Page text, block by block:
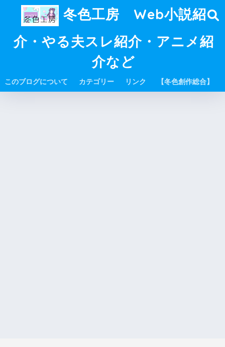
冬色工房 Web小説紹
介・やる夫スレ紹介・アニメ紹
介など
このブログについて カテゴリー リンク 【冬色創作総合】